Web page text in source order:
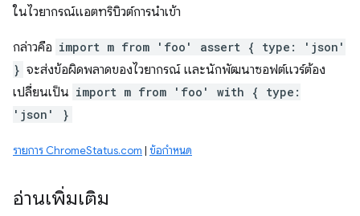
ในไวยากรณ์แอตทริบิวต์การนำเข้า
กล่าวคือ import m from 'foo' assert { type: 'json'
} จะส่งข้อผิดพลาดของไวยากรณ์ และนักพัฒนาซอฟต์แวร์ต้อง
เปลี่ยนเป็น import m from 'foo' with { type:
'json' }
รายการ ChromeStatus.com | ข้อกำหนด
อ่านเพิ่มเติม